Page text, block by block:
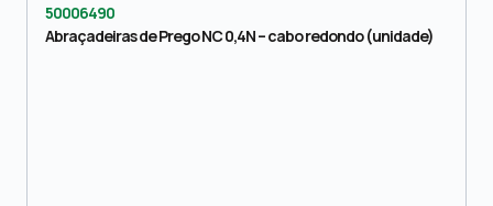
50006490
Abraçadeiras de Prego NC 0,4N – cabo redondo (unidade)